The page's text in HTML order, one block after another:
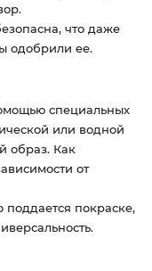
что даже
одобрили ее.
специальных
или водной
образ. Как
от
поддается покраске,